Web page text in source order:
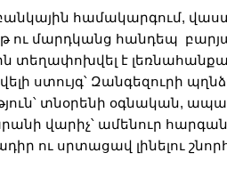
համակարգում,
ու մարդկանց հանդեպ
տեղափոխվել է
ստույգ՝ Զանգեզուրի
տնօրենի օգնական,
վարիչ՝ ամենուր հարգանք
ու սրտացավ լինելու